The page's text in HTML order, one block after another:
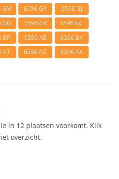
GM 6596 GA
6596 GJ
GG 6596 CK
6596 GC
BP 6596 AE
6596 BK
AT 6596 AG 6596 AX
in 12 plaatsen voorkomt. Klik
overzicht.